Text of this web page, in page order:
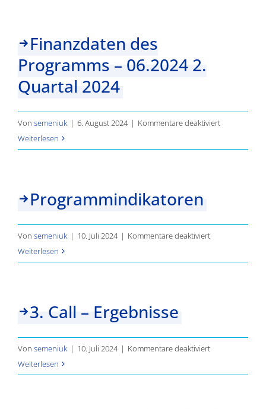
Finanzdaten des
Programms – 06.2024 2.
Quartal 2024
Von semeniuk | 6. August 2024 | Kommentare deaktiviertfür
des
Weiterlesen
Programmindikatoren
Von semeniuk | 10. Juli 2024 | Kommentare deaktiviertfür
Weiterlesen
3. Call – Ergebnisse
Von semeniuk | 10. Juli 2024 | Kommentare deaktiviertfür
Call
Weiterlesen